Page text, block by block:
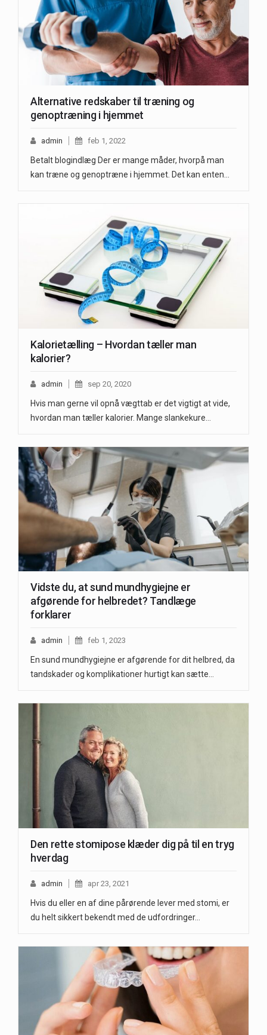
Alternative redskaber til træning og
genoptræning i hjemmet
admin feb 1, 2022
Betalt blogindlæg Der er mange måder, hvorpå man
kan træne og genoptræne i hjemmet. Det kan enten…
Kalorietælling – Hvordan tæller man
kalorier?
admin sep 20, 2020
Hvis man gerne vil opnå vægttab er det vigtigt at vide,
hvordan man tæller kalorier. Mange slankekure…
Vidste du, at sund mundhygiejne er
afgørende for helbredet? Tandlæge
forklarer
admin feb 1, 2023
En sund mundhygiejne er afgørende for dit helbred, da
tandskader og komplikationer hurtigt kan sætte…
Den rette stomipose klæder dig på til en tryg
hverdag
admin apr 23, 2021
Hvis du eller en af dine pårørende lever med stomi, er
du helt sikkert bekendt med de udfordringer…